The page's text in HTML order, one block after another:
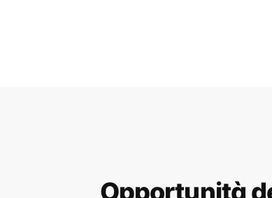
Opportunità